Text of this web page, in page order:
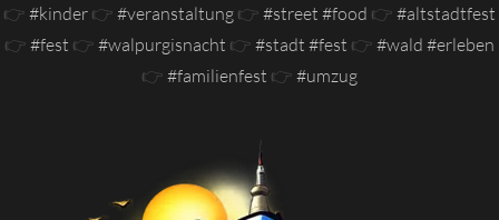
👉 #kinder 👉 #veranstaltung 👉 #street #food 👉 #altstadtfest
👉 #fest 👉 #walpurgisnacht 👉 #stadt #fest 👉 #wald #erleben
👉 #familienfest 👉 #umzug